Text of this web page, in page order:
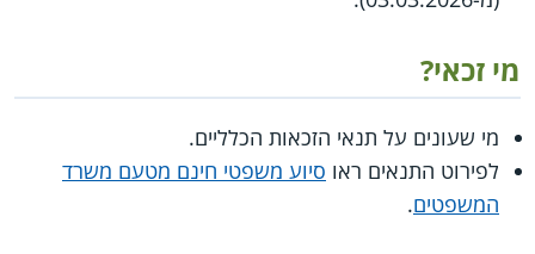
מי זכאי?
מי שעונים על תנאי הזכאות הכלליים.
לפירוט התנאים ראו סיוע משפטי חינם מטעם משרד
המשפטים.